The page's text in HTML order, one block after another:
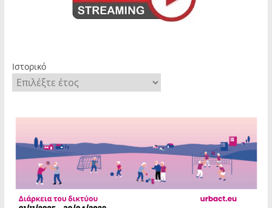
Ιστορικό